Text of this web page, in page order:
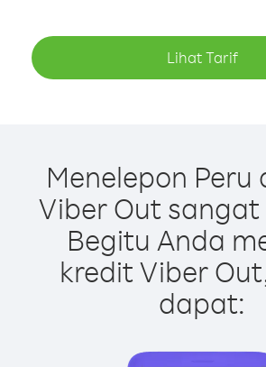
Lihat Tarif
Menelepon Peru
Viber Out
Begitu Anda
kredit Viber
dapat: